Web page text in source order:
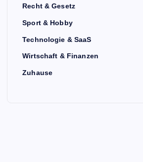
Recht & Gesetz
Sport & Hobby
Technologie & SaaS
Wirtschaft & Finanzen
Zuhause